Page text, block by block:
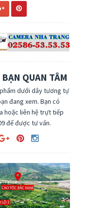
QUAN TÂM
dưới dây tương tự
đang xem. Bạn có
hoặc liên hệ trựt tiếp
để được tư vấn.